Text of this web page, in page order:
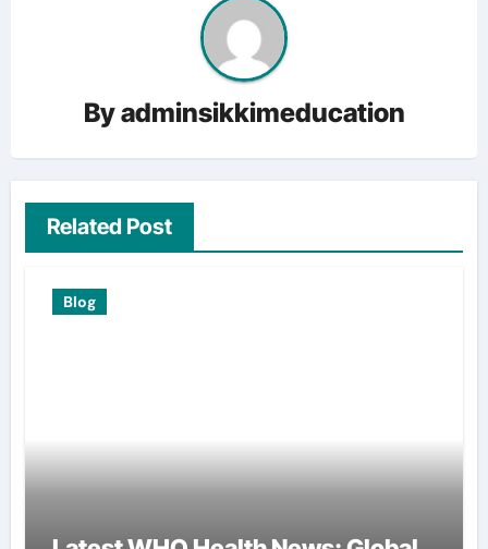
Byadminsikkimeducation
Related Post
Blog